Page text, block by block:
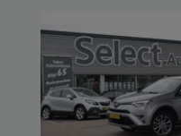
Bekijk deze auto